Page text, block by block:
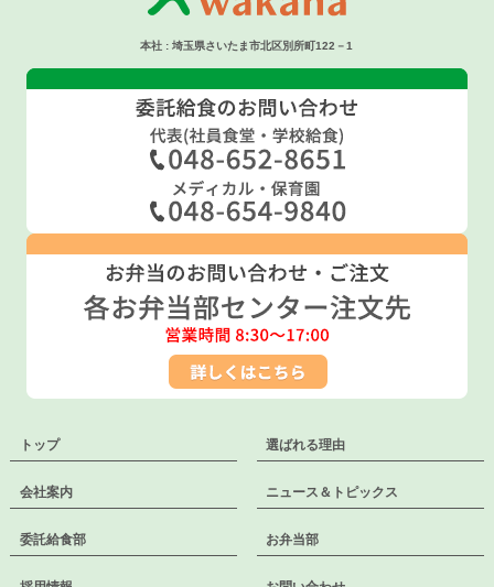
本社 : 埼玉県さいたま市北区別所町122－1
トップ 選ばれる理由
会社案内 ニュース＆トピックス
委託給食部 お弁当部